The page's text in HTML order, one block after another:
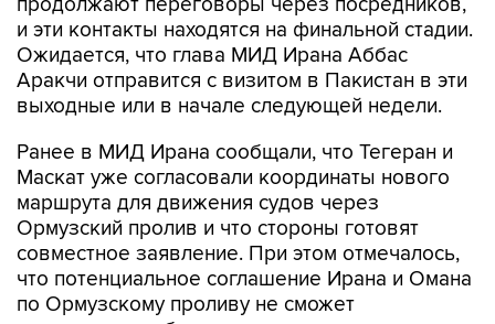
и эти контакты находятся на финальной стадии.
Ожидается, что глава МИД Ирана Аббас
Аракчи отправится с визитом в Пакистан в эти
выходные или в начале следующей недели.
Ранее в МИД Ирана сообщали, что Тегеран и
Маскат уже согласовали координаты нового
маршрута для движения судов через
Ормузский пролив и что стороны готовят
совместное заявление. При этом отмечалось,
что потенциальное соглашение Ирана и Омана
по Ормузскому проливу не сможет